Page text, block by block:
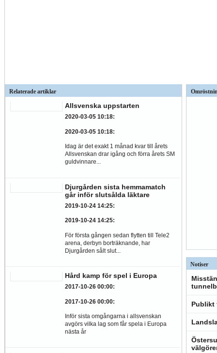
Relaterade artiklar
Allsvenska uppstarten
2020-03-05 10:18:
2020-03-05 10:18:
Idag är det exakt 1 månad kvar till årets
Allsvenskan drar igång och förra årets SM
guldvinnare...
Djurgården sista hemmamatch
går inför slutsålda läktare
2019-10-24 14:25:
2019-10-24 14:25:
För första gången sedan flytten till Tele2
arena, derbyn borträknande, har
Djurgården sålt slut...
Hård kamp för spel i Europa
2017-10-26 00:00:
2017-10-26 00:00:
Inför sista omgångarna i allsvenskan
avgörs vilka lag som får spela i Europa
nästa år
Notiser
Publikt